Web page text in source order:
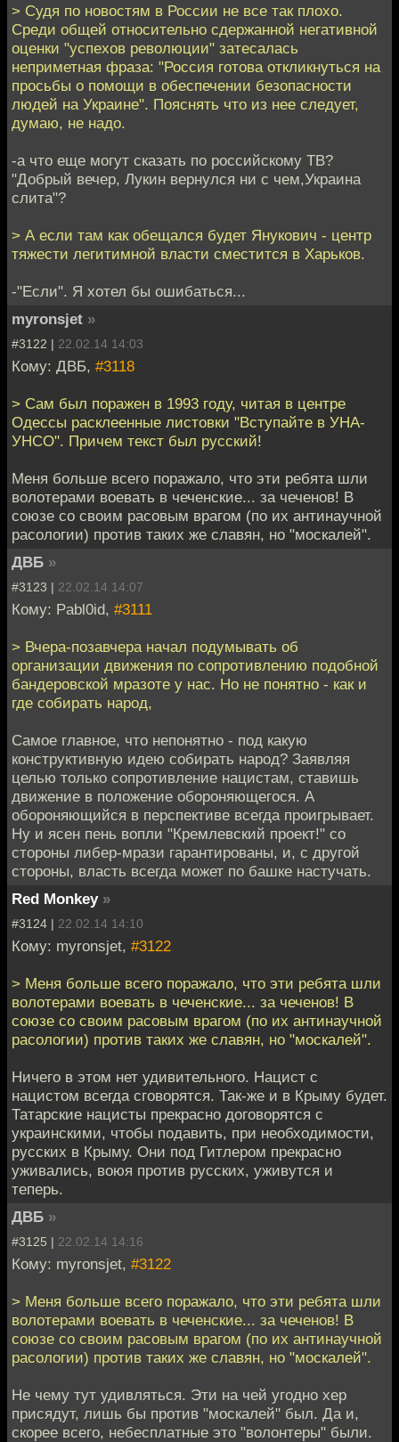
> Судя по новостям в России не все так плохо.
Среди общей относительно сдержанной негативной
оценки "успехов революции" затесалась
неприметная фраза: "Россия готова откликнуться на
просьбы о помощи в обеспечении безопасности
людей на Украине". Пояснять что из нее следует,
думаю, не надо.
-а что еще могут сказать по российскому ТВ?
"Добрый вечер, Лукин вернулся ни с чем,Украина
слита"?
> А если там как обещался будет Янукович - центр
тяжести легитимной власти сместится в Харьков.
-"Если". Я хотел бы ошибаться...
myronsjet »
#3122 | 22.02.14 14:03
Кому: ДВБ, #3118
> Сам был поражен в 1993 году, читая в центре
Одессы расклеенные листовки "Вступайте в УНА-
УНСО". Причем текст был русский!
Меня больше всего поражало, что эти ребята шли
волотерами воевать в чеченские... за чеченов! В
союзе со своим расовым врагом (по их антинаучной
расологии) против таких же славян, но "москалей".
ДВБ »
#3123 | 22.02.14 14:07
Кому: Pabl0id, #3111
> Вчера-позавчера начал подумывать об
организации движения по сопротивлению подобной
бандеровской мразоте у нас. Но не понятно - как и
где собирать народ,
Самое главное, что непонятно - под какую
конструктивную идею собирать народ? Заявляя
целью только сопротивление нацистам, ставишь
движение в положение обороняющегося. А
обороняющийся в перспективе всегда проигрывает.
Ну и ясен пень вопли "Кремлевский проект!" со
стороны либер-мрази гарантированы, и, с другой
стороны, власть всегда может по башке настучать.
Red Monkey »
#3124 | 22.02.14 14:10
Кому: myronsjet, #3122
> Меня больше всего поражало, что эти ребята шли
волотерами воевать в чеченские... за чеченов! В
союзе со своим расовым врагом (по их антинаучной
расологии) против таких же славян, но "москалей".
Ничего в этом нет удивительного. Нацист с
нацистом всегда сговорятся. Так-же и в Крыму будет.
Татарские нацисты прекрасно договорятся с
украинскими, чтобы подавить, при необходимости,
русских в Крыму. Они под Гитлером прекрасно
уживались, воюя против русских, уживутся и
теперь.
ДВБ »
#3125 | 22.02.14 14:16
Кому: myronsjet, #3122
> Меня больше всего поражало, что эти ребята шли
волотерами воевать в чеченские... за чеченов! В
союзе со своим расовым врагом (по их антинаучной
расологии) против таких же славян, но "москалей".
Не чему тут удивляться. Эти на чей угодно хер
присядут, лишь бы против "москалей" был. Да и,
скорее всего, небесплатные это "волонтеры" были.